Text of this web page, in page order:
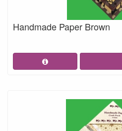
Handmade Paper Brown